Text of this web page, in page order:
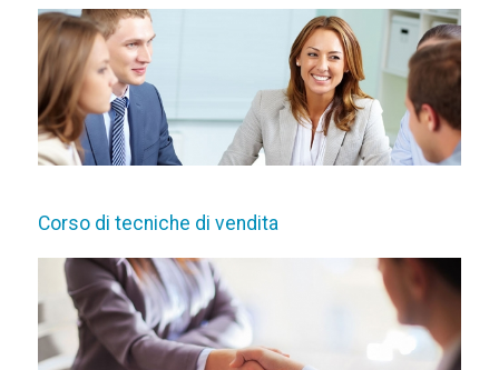
Corso di tecniche di vendita